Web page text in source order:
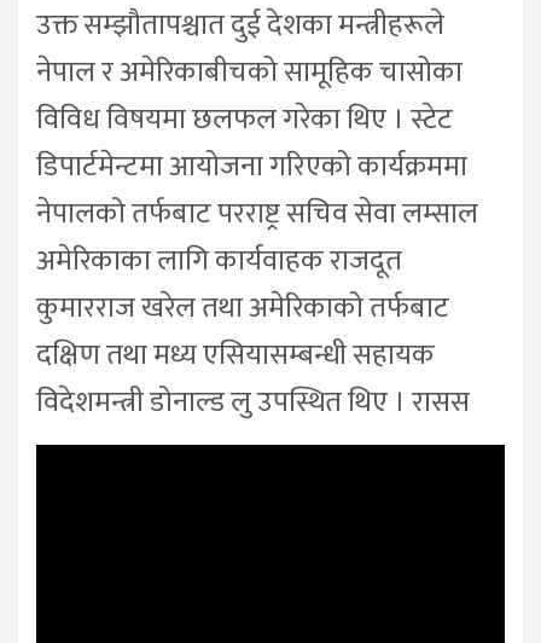
उक्त सम्झौतापश्चात दुई देशका मन्त्रीहरूले
नेपाल र अमेरिकाबीचको सामूहिक चासोका
विविध विषयमा छलफल गरेका थिए । स्टेट
डिपार्टमेन्टमा आयोजना गरिएको कार्यक्रममा
नेपालको तर्फबाट परराष्ट्र सचिव सेवा लम्साल
अमेरिकाका लागि कार्यवाहक राजदूत
कुमारराज खरेल तथा अमेरिकाको तर्फबाट
दक्षिण तथा मध्य एसियासम्बन्धी सहायक
विदेशमन्त्री डोनाल्ड लु उपस्थित थिए । रासस